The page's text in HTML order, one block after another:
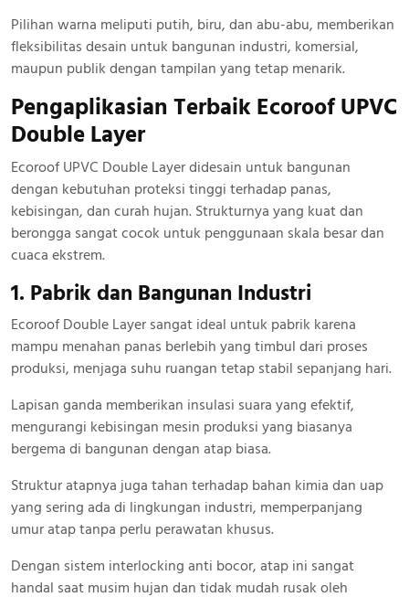
Pilihan warna meliputi putih, biru, dan abu-abu, memberikan
fleksibilitas desain untuk bangunan industri, komersial,
maupun publik dengan tampilan yang tetap menarik.
Pengaplikasian Terbaik Ecoroof UPVC
Double Layer
Ecoroof UPVC Double Layer didesain untuk bangunan
dengan kebutuhan proteksi tinggi terhadap panas,
kebisingan, dan curah hujan. Strukturnya yang kuat dan
berongga sangat cocok untuk penggunaan skala besar dan
cuaca ekstrem.
1. Pabrik dan Bangunan Industri
Ecoroof Double Layer sangat ideal untuk pabrik karena
mampu menahan panas berlebih yang timbul dari proses
produksi, menjaga suhu ruangan tetap stabil sepanjang hari.
Lapisan ganda memberikan insulasi suara yang efektif,
mengurangi kebisingan mesin produksi yang biasanya
bergema di bangunan dengan atap biasa.
Struktur atapnya juga tahan terhadap bahan kimia dan uap
yang sering ada di lingkungan industri, memperpanjang
umur atap tanpa perlu perawatan khusus.
Dengan sistem interlocking anti bocor, atap ini sangat
handal saat musim hujan dan tidak mudah rusak oleh